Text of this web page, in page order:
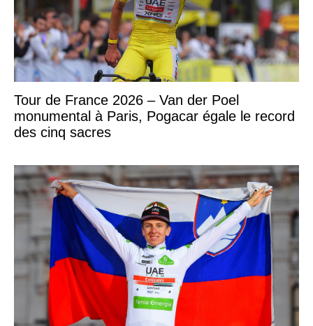
Tour de France 2026 – Van der Poel
monumental à Paris, Pogacar égale le record
des cinq sacres